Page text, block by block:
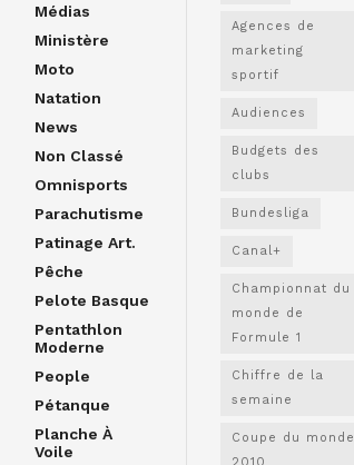
Médias
Ministère
Moto
Natation
News
Non Classé
Omnisports
Parachutisme
Patinage Art.
Pêche
Pelote Basque
Pentathlon
Moderne
People
Pétanque
Planche À
Voile
Agences de
marketing
sportif
Audiences
Budgets des
clubs
Bundesliga
Canal+
Championnat du
monde de
Formule 1
Chiffre de la
semaine
Coupe du monde